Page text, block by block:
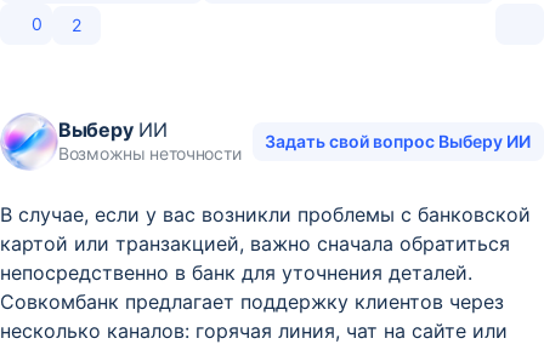
0 2
ВыберуИИ
Возможны неточности
Задать свой вопрос Выберу ИИ
В случае, если у вас возникли проблемы с банковской
картой или транзакцией, важно сначала обратиться
непосредственно в банк для уточнения деталей.
Совкомбанк предлагает поддержку клиентов через
несколько каналов: горячая линия, чат на сайте или